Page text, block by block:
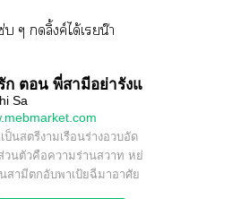
บ ๆ ลิ้งค์ได้เรยน๊า